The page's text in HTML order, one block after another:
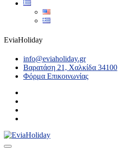
EviaHoliday
info@eviaholiday.gr
Βαρατάση 21, Χαλκίδα 34100
Φόρμα Επικοινωνίας